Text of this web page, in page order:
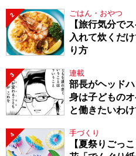
2 ごはん・おやつ
【旅行気分で
入れて炊くだ
り方
3 連載
部長がヘッド
身は子どもの
と働きたいわ
4 手づくり
【夏祭りごっ